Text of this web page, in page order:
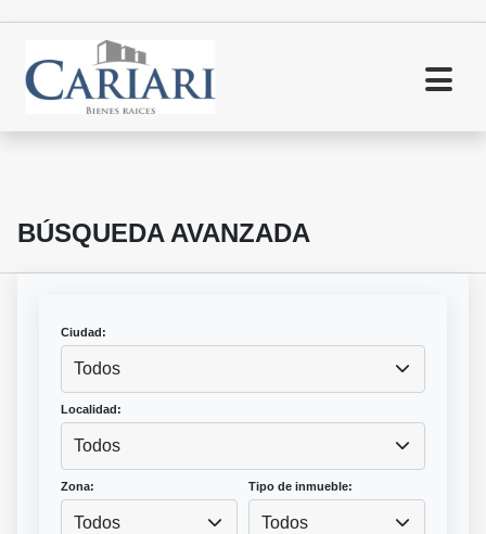
BÚSQUEDA AVANZADA
Ciudad:
Todos
Localidad:
Todos
Zona:
Todos
Tipo de inmueble:
Todos